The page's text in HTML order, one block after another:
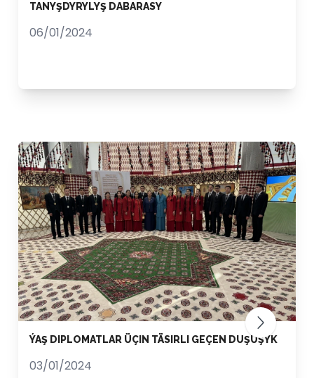
TANYŞDYRYLYŞ DABARASY
06/01/2024
ÝAŞ DIPLOMATLAR ÜÇIN TÄSIRLI GEÇEN DUŞUŞYK
03/01/2024